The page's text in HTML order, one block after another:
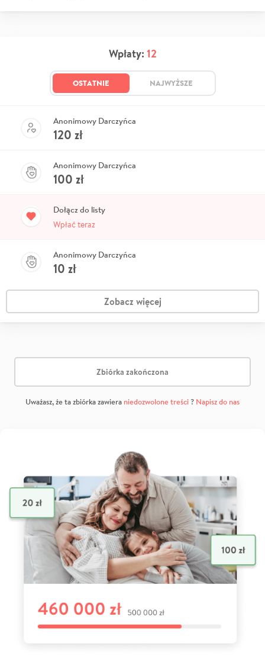
Wpłaty: 12
OSTATNIE NAJWYŻSZE
Anonimowy Darczyńca
120 zł
Anonimowy Darczyńca
100 zł
Dołącz do listy
Wpłać teraz
Anonimowy Darczyńca
10 zł
Zobacz więcej
Zbiórka zakończona
Uważasz, że ta zbiórka zawiera niedozwolone treści? Napisz do nas